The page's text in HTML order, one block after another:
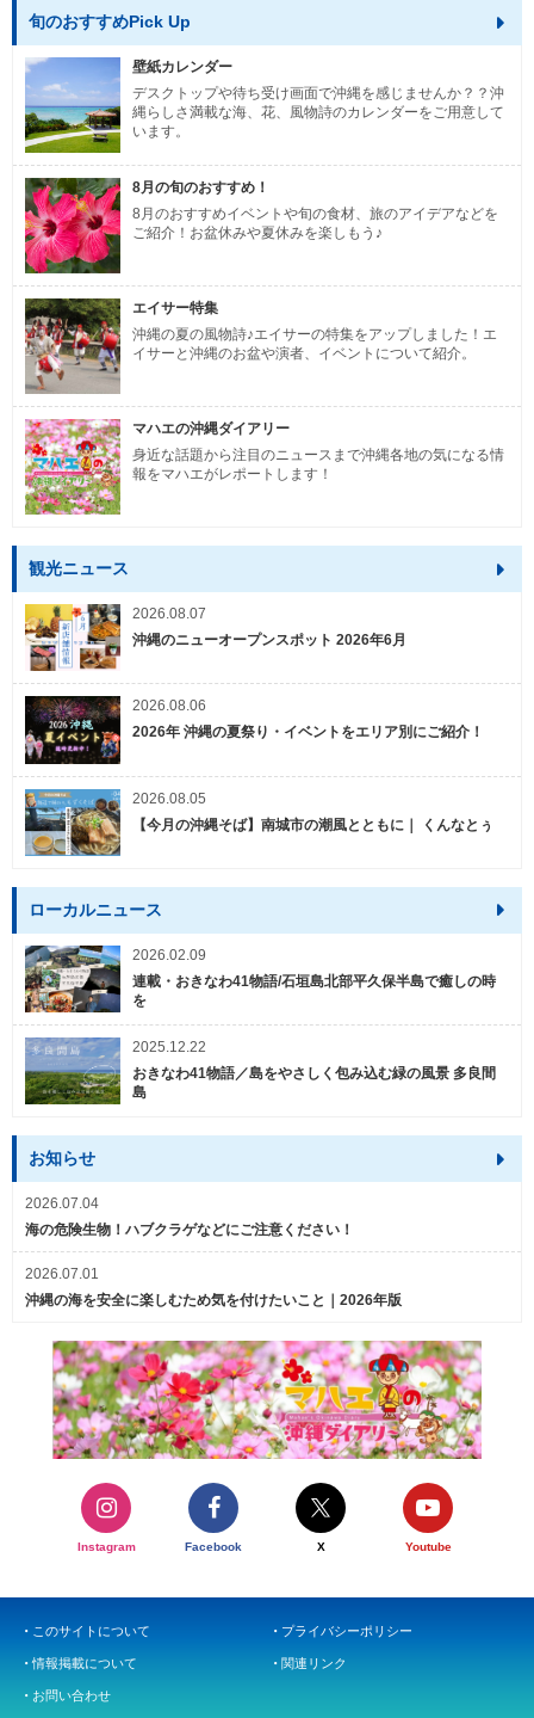
旬のおすすめPick Up
壁紙カレンダー
デスクトップや待ち受け画面で沖縄を感じませんか？？沖
縄らしさ満載な海、花、風物詩のカレンダーをご用意して
います。
8月の旬のおすすめ！
8月のおすすめイベントや旬の食材、旅のアイデアなどを
ご紹介！お盆休みや夏休みを楽しもう♪
エイサー特集
沖縄の夏の風物詩♪エイサーの特集をアップしました！エ
イサーと沖縄のお盆や演者、イベントについて紹介。
マハエの沖縄ダイアリー
身近な話題から注目のニュースまで沖縄各地の気になる情
報をマハエがレポートします！
観光ニュース
2026.08.07
沖縄のニューオープンスポット 2026年6月
2026.08.06
2026年 沖縄の夏祭り・イベントをエリア別にご紹介！
2026.08.05
【今月の沖縄そば】南城市の潮風とともに｜ くんなとぅ
ローカルニュース
2026.02.09
連載・おきなわ41物語/石垣島北部平久保半島で癒しの時
を
2025.12.22
おきなわ41物語／島をやさしく包み込む緑の風景 多良間
島
お知らせ
2026.07.04
海の危険生物！ハブクラゲなどにご注意ください！
2026.07.01
沖縄の海を安全に楽しむため気を付けたいこと｜2026年版
Instagram Facebook X Youtube
このサイトについて プライバシーポリシー
情報掲載について 関連リンク
お問い合わせ